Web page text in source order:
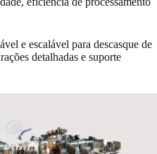
e escalável para descasque de
detalhadas e suporte